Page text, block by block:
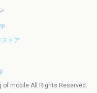
トア
mobile All Rights Reserved.